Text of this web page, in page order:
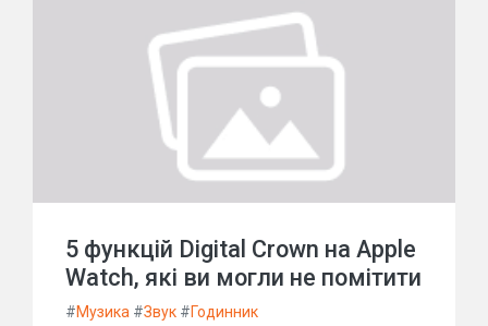
5 функцій Digital Crown на Apple
Watch, які ви могли не помітити
#Музика #Звук #Годинник